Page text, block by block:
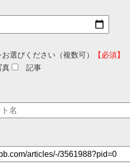
選びください（複数可）
【必須】
真 記事